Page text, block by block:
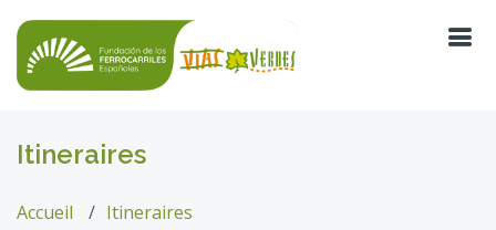
Itineraires
Accueil Itineraires